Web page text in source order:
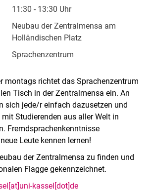
11:30 - 13:30 Uhr
Neubau der Zentralmensa am
Holländischen Platz
Sprachenzentrum
montags richtet das Sprachenzentrum
Tisch in der Zentralmensa ein. An
sich jede/r einfach dazusetzen und
Studierenden aus aller Welt in
Fremdsprachenkenntnisse
Leute kennen lernen!
der Zentralmensa zu finden und
Flagge gekennzeichnet.
kassel[dot]de